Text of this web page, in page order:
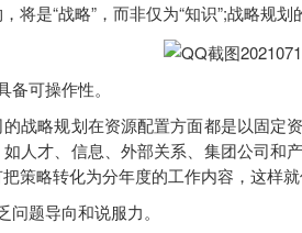
将是“战略”，而非仅为“知识”;战略规
可操作性。
略规划在资源配置方面都是以固定
人才、信息、外部关系、集团公司和
策略转化为分年度的工作内容，这样
题导向和说服力。